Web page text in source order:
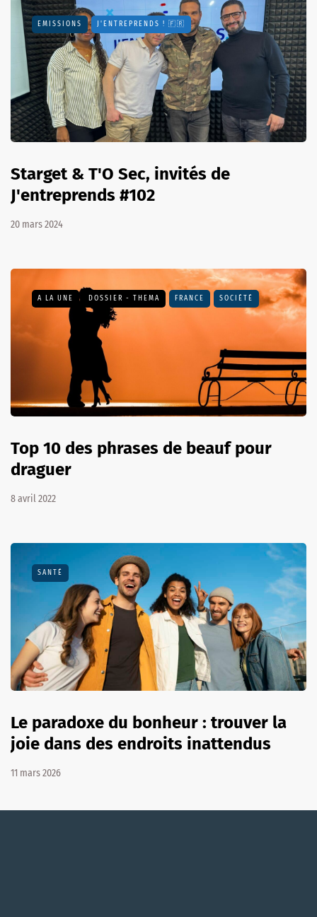
EMISSIONS J'ENTREPRENDS ! 🇫🇷
Starget & T'O Sec, invités de
J'entreprends #102
20 mars 2024
A LA UNE DOSSIER - THEMA FRANCE SOCIÉTÉ
Top 10 des phrases de beauf pour
draguer
8 avril 2022
SANTÉ
Le paradoxe du bonheur : trouver la
joie dans des endroits inattendus
11 mars 2026